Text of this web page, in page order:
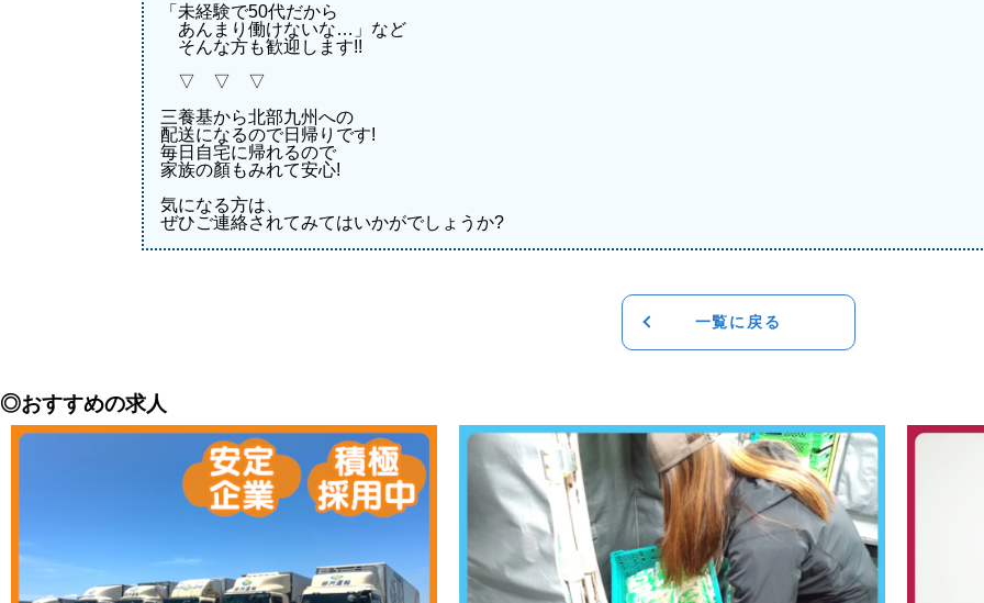
「未経験で50代だから
あんまり働けないな…」など
そんな方も歓迎します!!
▽ ▽ ▽
三養基から北部九州への
配送になるので日帰りです!
毎日自宅に帰れるので
家族の顏もみれて安心!
気になる方は、
ぜひご連絡されてみてはいかがでしょうか?
一覧に戻る
◎おすすめの求人